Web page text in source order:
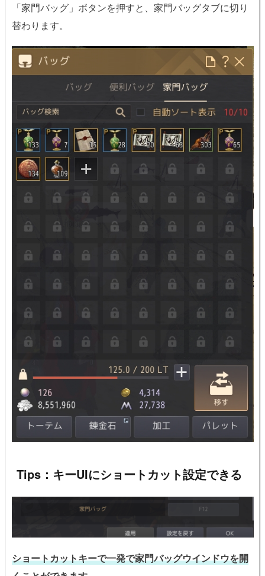
「家門バッグ」ボタンを押すと、家門バッグタブに切り
替わります。
Tips：キーUIにショートカット設定できる
ショートカットキーで一発で家門バッグウインドウを開